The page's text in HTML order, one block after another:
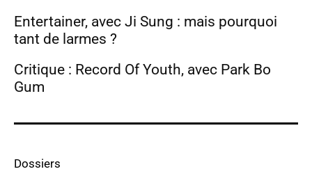
Entertainer, avec Ji Sung : mais pourquoi
tant de larmes ?
Critique : Record Of Youth, avec Park Bo
Gum
Dossiers